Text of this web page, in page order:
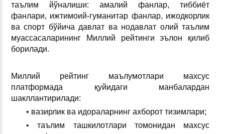
таълим йўналиши: амалий фанлар, тиббиёт
фанлари, ижтимоий-гуманитар фанлар, ижодкорлик
ва спорт бўйича давлат ва нодавлат олий таълим
муассасаларининг Миллий рейтинги эълон қилиб
борилади.
Миллий рейтинг маълумотлари махсус
платформада қуйидаги манбалардан
шакллантирилади:
• вазирлик ва идораларнинг ахборот тизимлари;
• таълим ташкилотлари томонидан махсус